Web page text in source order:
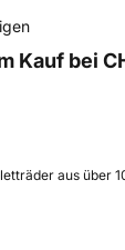
Kauf bei
aus über